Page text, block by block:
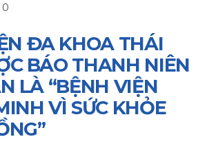
0
ĐA KHOA THÁI
BÁO THANH NIÊN
LÀ “BỆNH VIỆN
VÌ SỨC KHỎE